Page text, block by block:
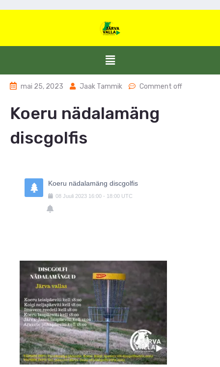
mai 25, 2023 Jaak Tammik Comment off
Koeru nädalamäng
discgolfis
Koeru nädalamäng discgolfis
08 Juuli 2023 16:00 - 18:00 UTC